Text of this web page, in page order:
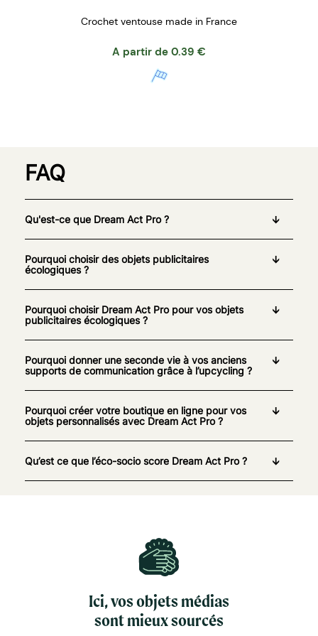
Crochet ventouse made in France
A partir de 0.39 €
FAQ
Qu'est-ce que Dream Act Pro ?
Pourquoi choisir des objets publicitaires
écologiques ?
Pourquoi choisir Dream Act Pro pour vos objets
publicitaires écologiques ?
Pourquoi donner une seconde vie à vos anciens
supports de communication grâce à l’upcycling ?
Pourquoi créer votre boutique en ligne pour vos
objets personnalisés avec Dream Act Pro ?
Qu’est ce que l’éco-socio score Dream Act Pro ?
Ici, vos objets médias
sont mieux sourcés